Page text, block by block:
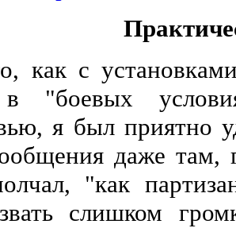
как с
в "боевых
я был приятно
даже
"как
слишком